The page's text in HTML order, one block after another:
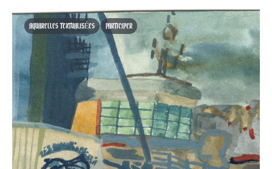
AQUARELLES TEXTUALISÉES PARTICIPER